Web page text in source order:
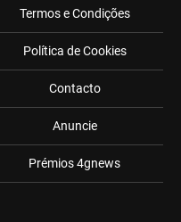
Termos e Condições
Política de Cookies
Contacto
Anuncie
Prémios 4gnews